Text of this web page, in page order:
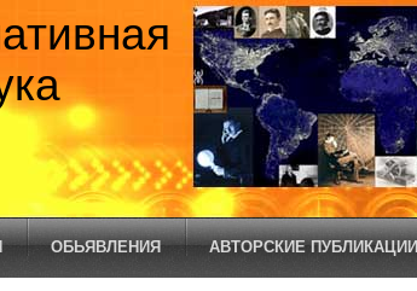
ОБЬЯВЛЕНИЯ АВТОРСКИЕ ПУБЛИКАЦИИ